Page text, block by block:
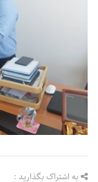
به اشتراک بگذارید :